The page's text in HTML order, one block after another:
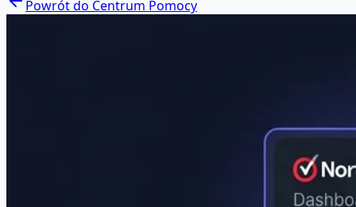
Powrót do Centrum Pomocy